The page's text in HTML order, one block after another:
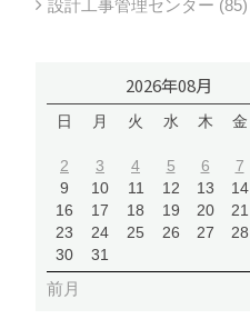
設計工事管理センター (85)
2026年08月
日 月 火 水 木 金
2
3 4 5 6 7
9
10 11 12 13 14
16
17 18 19 20 21
23
24 25 26 27 28
30
31
前月